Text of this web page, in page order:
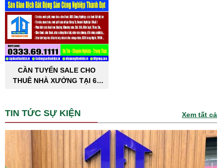
CẦN TUYỂN SALE CHO
THUÊ NHÀ XƯỞNG TẠI 63
TIN TỨC SỰ KIỆN Xem tất cả